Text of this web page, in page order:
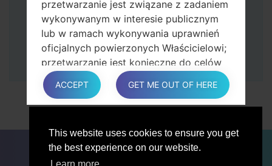
This website uses cookies to ensure you get
the best experience on our website.
ponownego uruchamiania.
Na koniec naciśnij klawisz Start. Twój
telefon uruchomi się ponownie i odłączy
się od komputera.
PORÓWNAJ
przetwarzanie jest związane z zadaniem
wykonywanym w interesie publicznym
lub w ramach wykonywania uprawnień
oficjalnych powierzonych Właścicielowi;
przetwarzanie jest konieczne do celów
zgodnych z prawem interesów
prowadzonej przez właściciela lub
osobę trzecią.
przyjemnością pomoże wyjaśnić
konkretną podstawę prawną, która ma
ACCEPT GET ME OUT OF HERE